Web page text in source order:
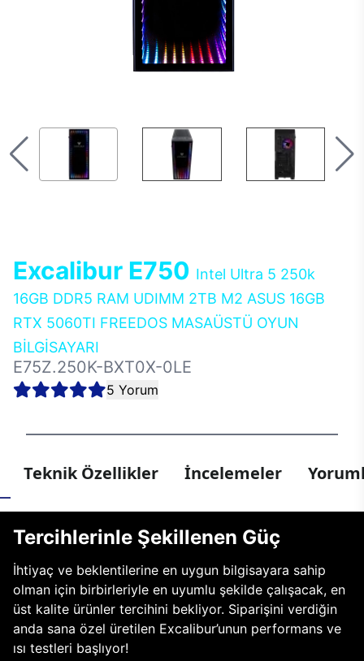
Excalibur E750 Intel Ultra 5 250k
16GB DDR5 RAM UDIMM 2TB M2 ASUS 16GB
RTX 5060TI FREEDOS MASAÜSTÜ OYUN
BİLGİSAYARI
E75Z.250K-BXT0X-0LE
5 Yorum
Teknik Özellikler İncelemeler
Tercihlerinle Şekillenen Güç
İhtiyaç ve beklentilerine en uygun bilgisayara sahip
olman için birbirleriyle en uyumlu şekilde çalışacak, en
üst kalite ürünler tercihini bekliyor. Siparişini verdiğin
anda sana özel üretilen Excalibur’unun performans ve
ısı testleri başlıyor!